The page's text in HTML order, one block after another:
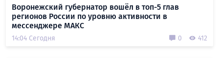
Воронежский губернатор вошёл в топ-5 глав
регионов России по уровню активности в
мессенджере МАКС
14:04 Сегодня 0 412